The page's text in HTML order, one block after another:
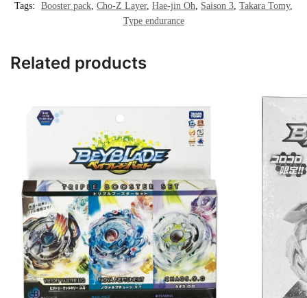
Tags:
Booster pack, Cho-Z Layer, Hae-jin Oh, Saison 3, Takara Tomy,
Type endurance
Related products